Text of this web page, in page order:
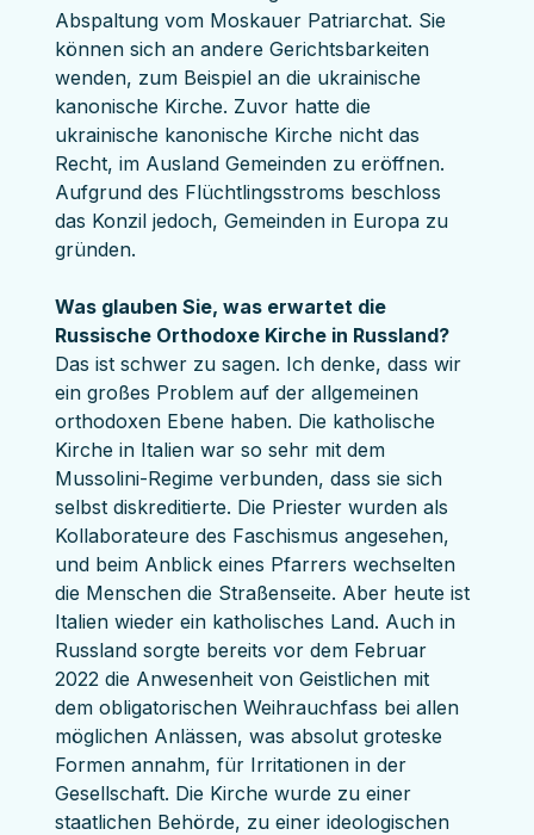
Abspaltung vom Moskauer Patriarchat. Sie
können sich an andere Gerichtsbarkeiten
wenden, zum Beispiel an die ukrainische
kanonische Kirche. Zuvor hatte die
ukrainische kanonische Kirche nicht das
Recht, im Ausland Gemeinden zu eröffnen.
Aufgrund des Flüchtlingsstroms beschloss
das Konzil jedoch, Gemeinden in Europa zu
gründen.
Was glauben Sie, was erwartet die
Russische Orthodoxe Kirche in Russland?
Das ist schwer zu sagen. Ich denke, dass wir
ein großes Problem auf der allgemeinen
orthodoxen Ebene haben. Die katholische
Kirche in Italien war so sehr mit dem
Mussolini-Regime verbunden, dass sie sich
selbst diskreditierte. Die Priester wurden als
Kollaborateure des Faschismus angesehen,
und beim Anblick eines Pfarrers wechselten
die Menschen die Straßenseite. Aber heute ist
Italien wieder ein katholisches Land. Auch in
Russland sorgte bereits vor dem Februar
2022 die Anwesenheit von Geistlichen mit
dem obligatorischen Weihrauchfass bei allen
möglichen Anlässen, was absolut groteske
Formen annahm, für Irritationen in der
Gesellschaft. Die Kirche wurde zu einer
staatlichen Behörde, zu einer ideologischen